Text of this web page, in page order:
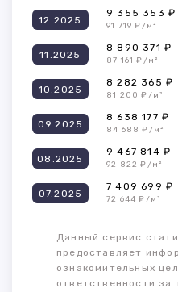
12.2025
9 355 353 ₽
91 719 ₽/м²
11.2025
8 890 371 ₽
87 161 ₽/м²
10.2025
8 282 365 ₽
81 200 ₽/м²
09.2025
8 638 177 ₽
84 688 ₽/м²
08.2025
9 467 814 ₽
92 822 ₽/м²
07.2025
7 409 699 ₽
72 644 ₽/м²
Данный сервис
предоставляет
ознакомительных
ответственности за